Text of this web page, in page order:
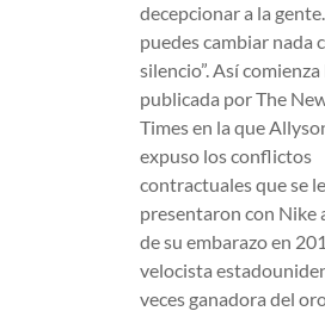
decepcionar a la
puedes cambiar nada
silencio”. Así comienza
publicada por The
Times en la que
expuso los conflictos
contractuales que se le
presentaron con Nike
de su embarazo en
velocista
veces ganadora del